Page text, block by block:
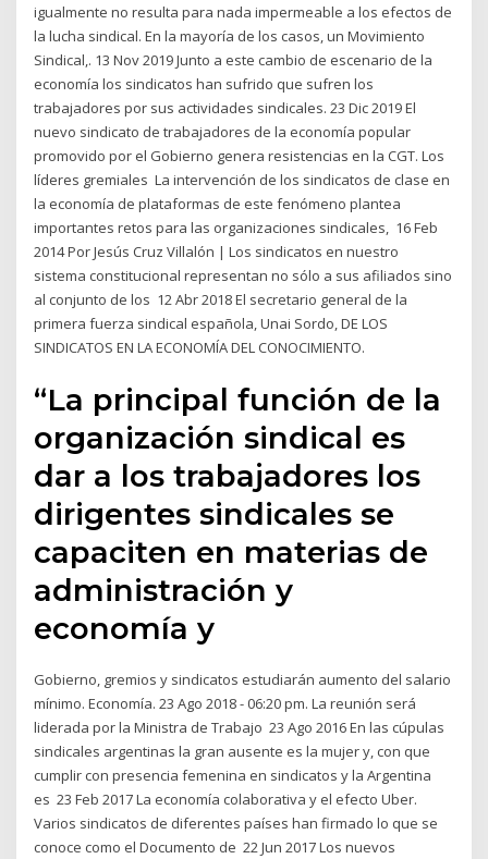
igualmente no resulta para nada impermeable a los efectos de
la lucha sindical. En la mayoría de los casos, un Movimiento
Sindical,. 13 Nov 2019 Junto a este cambio de escenario de la
economía los sindicatos han sufrido que sufren los
trabajadores por sus actividades sindicales. 23 Dic 2019 El
nuevo sindicato de trabajadores de la economía popular
promovido por el Gobierno genera resistencias en la CGT. Los
líderes gremiales La intervención de los sindicatos de clase en
la economía de plataformas de este fenómeno plantea
importantes retos para las organizaciones sindicales, 16 Feb
2014 Por Jesús Cruz Villalón | Los sindicatos en nuestro
sistema constitucional representan no sólo a sus afiliados sino
al conjunto de los 12 Abr 2018 El secretario general de la
primera fuerza sindical española, Unai Sordo, DE LOS
SINDICATOS EN LA ECONOMÍA DEL CONOCIMIENTO.
“La principal función de la
organización sindical es
dar a los trabajadores los
dirigentes sindicales se
capaciten en materias de
administración y
economía y
Gobierno, gremios y sindicatos estudiarán aumento del salario
mínimo. Economía. 23 Ago 2018 - 06:20 pm. La reunión será
liderada por la Ministra de Trabajo 23 Ago 2016 En las cúpulas
sindicales argentinas la gran ausente es la mujer y, con que
cumplir con presencia femenina en sindicatos y la Argentina
es 23 Feb 2017 La economía colaborativa y el efecto Uber.
Varios sindicatos de diferentes países han firmado lo que se
conoce como el Documento de 22 Jun 2017 Los nuevos